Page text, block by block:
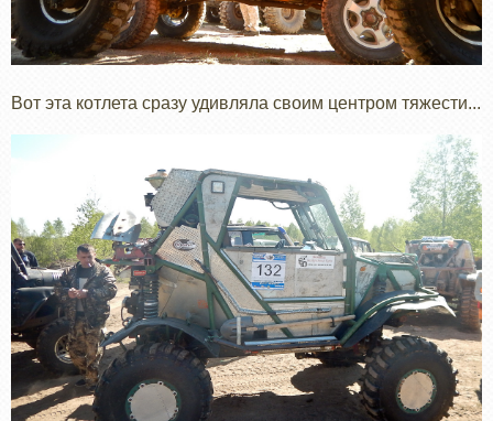
Вот эта котлета сразу удивляла своим центром тяжести...